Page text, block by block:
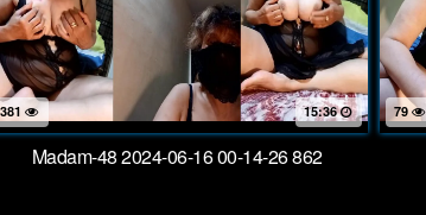
15:36
Madam-48 2024-06-16 00-14-26 862